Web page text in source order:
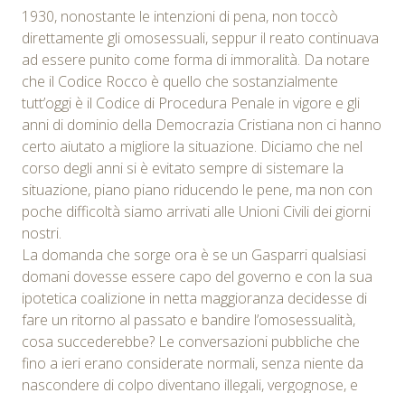
1930, nonostante le intenzioni di pena, non toccò
direttamente gli omosessuali, seppur il reato continuava
ad essere punito come forma di immoralità. Da notare
che il Codice Rocco è quello che sostanzialmente
tutt’oggi è il Codice di Procedura Penale in vigore e gli
anni di dominio della Democrazia Cristiana non ci hanno
certo aiutato a migliore la situazione. Diciamo che nel
corso degli anni si è evitato sempre di sistemare la
situazione, piano piano riducendo le pene, ma non con
poche difficoltà siamo arrivati alle Unioni Civili dei giorni
nostri.
La domanda che sorge ora è se un Gasparri qualsiasi
domani dovesse essere capo del governo e con la sua
ipotetica coalizione in netta maggioranza decidesse di
fare un ritorno al passato e bandire l’omosessualità,
cosa succederebbe? Le conversazioni pubbliche che
fino a ieri erano considerate normali, senza niente da
nascondere di colpo diventano illegali, vergognose, e